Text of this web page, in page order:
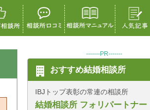
-------PR-------
おすすめ結婚相談所
IBJトップ表彰の常連の相談所
結婚相談所 フォリパートナー